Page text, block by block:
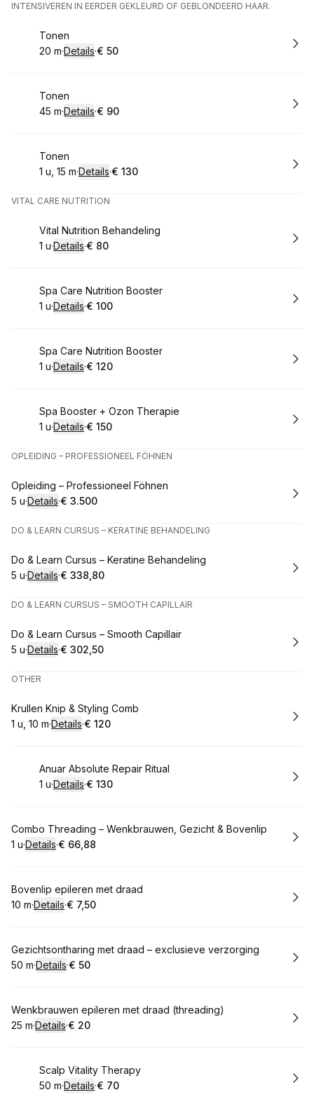
INTENSIVEREN IN EERDER GEKLEURD OF GEBLONDEERD HAAR.
Boek
Tonen
.Duur:
20 m·Details·
.Prijs:
€ 50
Boek
Tonen
.Duur:
45 m·Details·
.Prijs:
€ 90
Boek
Tonen
. Duur:
1 u, 15 m·Details·
.Prijs:
€ 130
VITAL CARE NUTRITION
Boek
Vital Nutrition Behandeling
. Duur:
1 u·Details·
.Prijs:
€ 80
Boek
Spa Care Nutrition Booster
. Duur:
1 u·Details·
.Prijs:
€ 100
Boek
Spa Care Nutrition Booster
. Duur:
1 u·Details·
.Prijs:
€ 120
Boek
Spa Booster + Ozon Therapie
. Duur:
1 u·Details·
.Prijs:
€ 150
OPLEIDING – PROFESSIONEEL FÖHNEN
Boek
Opleiding – Professioneel Föhnen
. Duur:
5 u·Details·
.Prijs::
€ 3.500
DO & LEARN CURSUS – KERATINE BEHANDELING
Boek
Do & Learn Cursus – Keratine Behandeling
. Duur:
5 u·Details·
.Prijs::
€ 338,80
DO & LEARN CURSUS – SMOOTH CAPILLAIR
Boek
Do & Learn Cursus – Smooth Capillair
. Duur:
5 u·Details·
.Prijs::
€ 302,50
OTHER
Boek
Krullen Knip & Styling Comb
. Duur:
1 u, 10 m·Details·
.Prijs:
€ 120
Boek
Anuar Absolute Repair Ritual
. Duur:
1 u·Details·
.Prijs:
€ 130
Boek
Combo Threading – Wenkbrauwen, Gezicht & Bovenlip
. Duur:
1 u·Details·
.Prijs::
€ 66,88
Boek
Bovenlip epileren met draad
.Duur:
10 m·Details·
.Prijs:
€ 7,50
Boek
Gezichtsontharing met draad – exclusieve verzorging
.Duur:
50 m·Details·
.Prijs:
€ 50
Boek
Wenkbrauwen epileren met draad (threading)
.Duur:
25 m·Details·
.Prijs:
€ 20
Boek
Scalp Vitality Therapy
.Duur:
50 m·Details·
.Prijs:
€ 70